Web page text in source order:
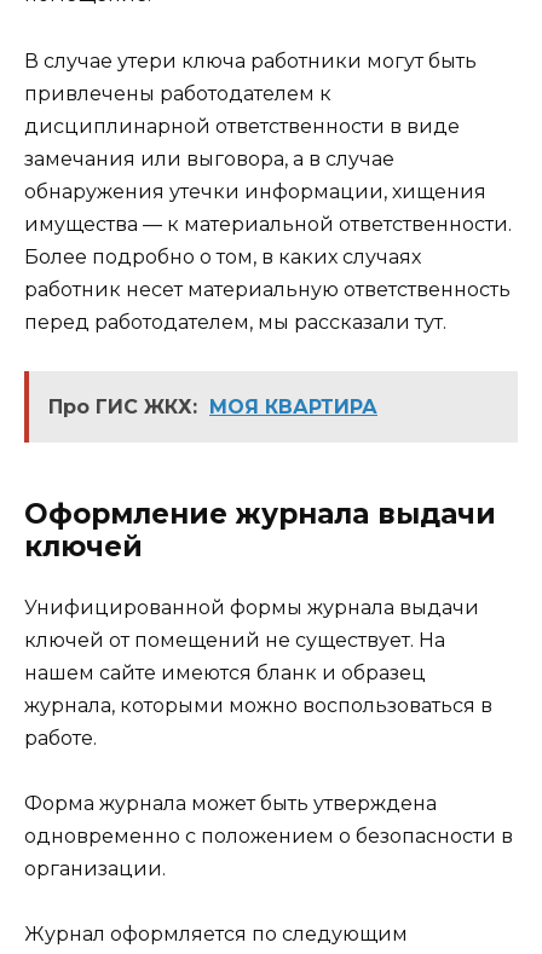
В случае утери ключа работники могут быть
привлечены работодателем к
дисциплинарной ответственности в виде
замечания или выговора, а в случае
обнаружения утечки информации, хищения
имущества — к материальной ответственности.
Более подробно о том, в каких случаях
работник несет материальную ответственность
перед работодателем, мы рассказали тут.
Про ГИС ЖКХ: МОЯ КВАРТИРА
Оформление журнала выдачи
ключей
Унифицированной формы журнала выдачи
ключей от помещений не существует. На
нашем сайте имеются бланк и образец
журнала, которыми можно воспользоваться в
работе.
Форма журнала может быть утверждена
одновременно с положением о безопасности в
организации.
Журнал оформляется по следующим